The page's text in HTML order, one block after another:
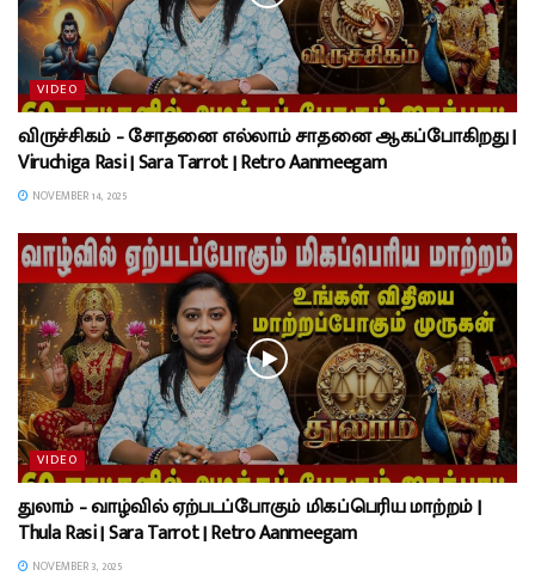
VIDEO
விருச்சிகம் – சோதனை எல்லாம் சாதனை ஆகப்போகிறது |
Viruchiga Rasi | Sara Tarrot | Retro Aanmeegam
NOVEMBER 14, 2025
VIDEO
துலாம் – வாழ்வில் ஏற்படப்போகும் மிகப்பெரிய மாற்றம் |
Thula Rasi | Sara Tarrot | Retro Aanmeegam
NOVEMBER 3, 2025